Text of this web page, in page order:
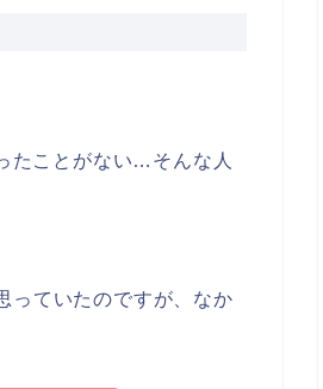
たことがない…そんな人
っていたのですが、なか